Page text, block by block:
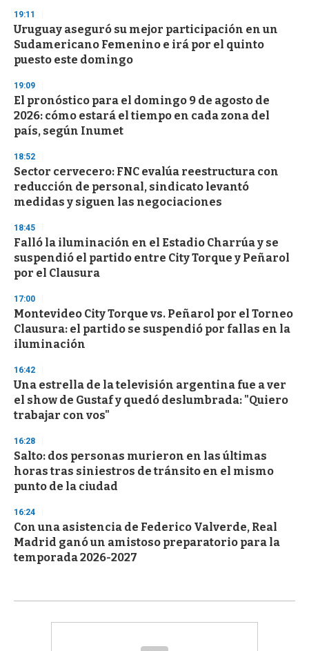
d
s
o
f
3
s
e
c
o
n
d
19:11
Uruguay aseguró su mejor participación en un
Sudamericano Femenino e irá por el quinto
puesto este domingo
19:09
El pronóstico para el domingo 9 de agosto de
2026: cómo estará el tiempo en cada zona del
país, según Inumet
18:52
Sector cervecero: FNC evalúa reestructura con
reducción de personal, sindicato levantó
medidas y siguen las negociaciones
18:45
Falló la iluminación en el Estadio Charrúa y se
suspendió el partido entre City Torque y Peñarol
por el Clausura
17:00
Montevideo City Torque vs. Peñarol por el Torneo
Clausura: el partido se suspendió por fallas en la
iluminación
16:42
Una estrella de la televisión argentina fue a ver
el show de Gustaf y quedó deslumbrada: "Quiero
trabajar con vos"
16:28
Salto: dos personas murieron en las últimas
horas tras siniestros de tránsito en el mismo
punto de la ciudad
16:24
Con una asistencia de Federico Valverde, Real
Madrid ganó un amistoso preparatorio para la
temporada 2026-2027